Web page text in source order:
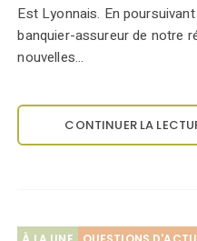
Est Lyonnais. En
banquier-assureur de notre
nouvelles…
CONTINUER LA